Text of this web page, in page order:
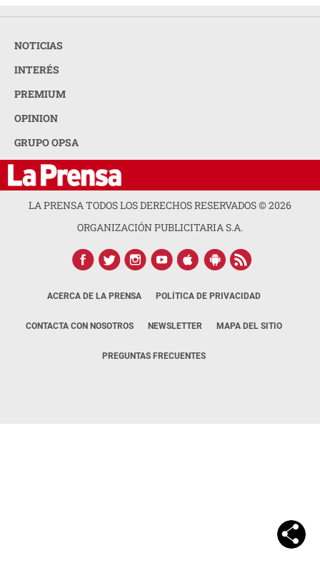
NOTICIAS
INTERÉS
PREMIUM
OPINION
GRUPO OPSA
LA PRENSA TODOS LOS DERECHOS RESERVADOS ©2026
ORGANIZACIÓN PUBLICITARIA S.A.
ACERCA DE LA PRENSA POLÍTICA DE PRIVACIDAD
CONTACTA CON NOSOTROS NEWSLETTER MAPA DEL SITIO
PREGUNTAS FRECUENTES